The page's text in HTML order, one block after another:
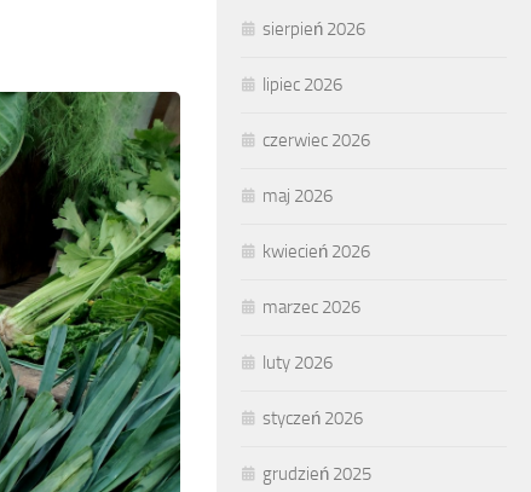
sierpień 2026
lipiec 2026
czerwiec 2026
maj 2026
kwiecień 2026
marzec 2026
luty 2026
styczeń 2026
grudzień 2025